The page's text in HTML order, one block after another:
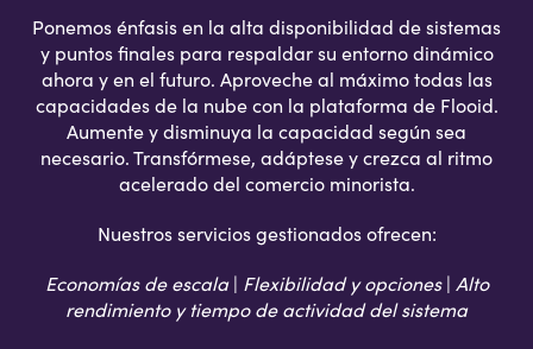
Ponemos énfasis en la alta disponibilidad de sistemas
y puntos finales para respaldar su entorno dinámico
ahora y en el futuro. Aproveche al máximo todas las
capacidades de la nube con la plataforma de Flooid.
Aumente y disminuya la capacidad según sea
necesario. Transfórmese, adáptese y crezca al ritmo
acelerado del comercio minorista.
Nuestros servicios gestionados ofrecen:
Economías de escala| Flexibilidad y opciones| Alto
rendimiento y tiempo de actividad del sistema